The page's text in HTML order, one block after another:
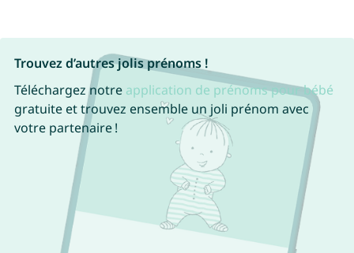
Trouvez d’autres jolis prénoms !
Téléchargez notre application de prénoms pour bébé
gratuite et trouvez ensemble un joli prénom avec
votre partenaire !